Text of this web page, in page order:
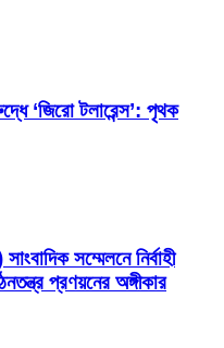
‘জিরো টলারেন্স’: পৃথক
সম্মেলনে নির্বাহী
প্রণয়নের অঙ্গীকার